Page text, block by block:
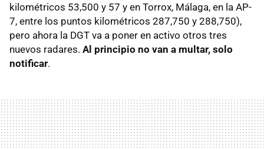
kilométricos 53,500 y 57 y en Torrox, Málaga, en la AP-
7, entre los puntos kilométricos 287,750 y 288,750),
pero ahora la DGT va a poner en activo otros tres
nuevos radares. Al principio no van a multar, solo
notificar.